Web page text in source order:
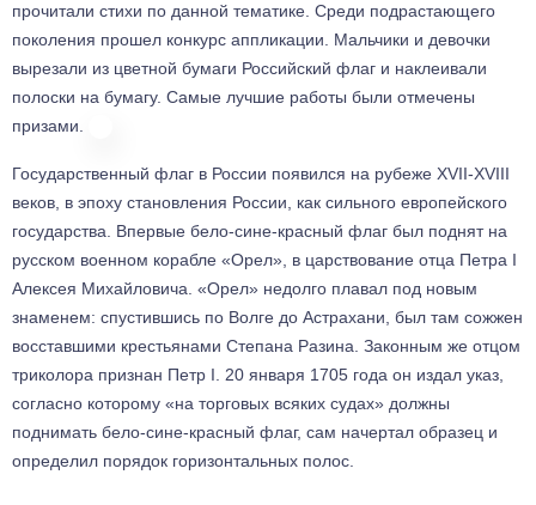
прочитали стихи по данной тематике. Среди подрастающего
поколения прошел конкурс аппликации. Мальчики и девочки
вырезали из цветной бумаги Российский флаг и наклеивали
полоски на бумагу. Самые лучшие работы были отмечены
призами.
Государственный флаг в России появился на рубеже XVII-XVIII
веков, в эпоху становления России, как сильного европейского
государства. Впервые бело-сине-красный флаг был поднят на
русском военном корабле «Орел», в царствование отца Петра I
Алексея Михайловича. «Орел» недолго плавал под новым
знаменем: спустившись по Волге до Астрахани, был там сожжен
восставшими крестьянами Степана Разина. Законным же отцом
триколора признан Петр I. 20 января 1705 года он издал указ,
согласно которому «на торговых всяких судах» должны
поднимать бело-сине-красный флаг, сам начертал образец и
определил порядок горизонтальных полос.